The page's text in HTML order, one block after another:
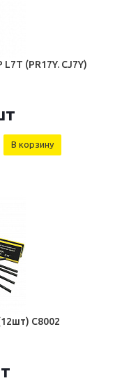
(PR17Y. CJ7Y)
В корзину
C8002